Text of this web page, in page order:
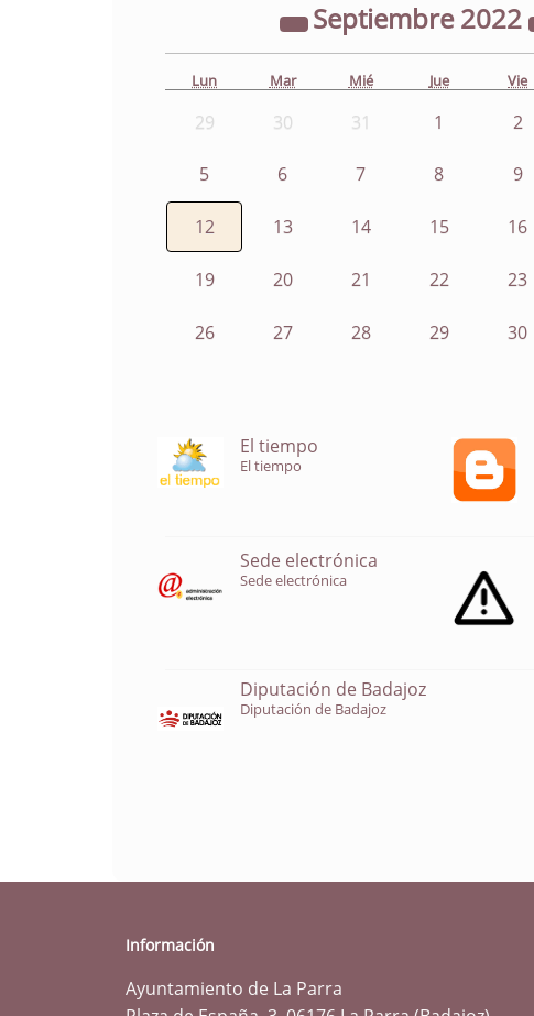
Septiembre2022
Lun Mar Mié Jue Vie
29 30 31 1 2
5 6 7 8 9
12 13 14 15 16
19 20 21 22 23
26 27 28 29 30
El tiempo
El tiempo
Sede electrónica
Sede electrónica
Diputación de Badajoz
Diputación de Badajoz
Información
Ayuntamiento de La Parra